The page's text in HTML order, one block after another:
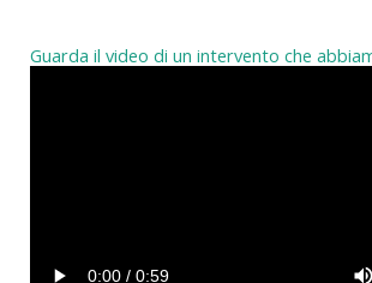
Guarda il video di un intervento che